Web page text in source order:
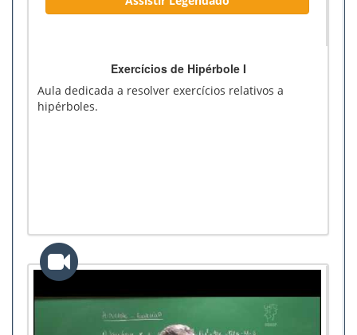
Exercícios de Hipérbole I
Aula dedicada a resolver exercícios relativos a
hipérboles.